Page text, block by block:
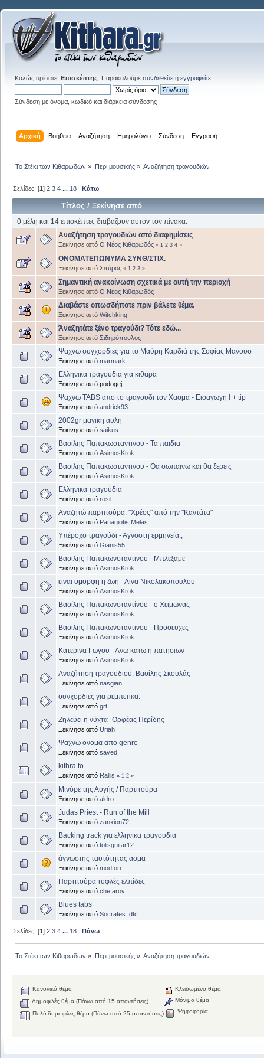
Καλώς ορίσατε, Επισκέπτης . Παρακαλούμε συνδεθείτε ή εγγραφείτε
Σύνδεση με όνομα, κωδικό και διάρκεια σύνδεσης
Αρχική Βοήθεια Αναζήτηση Ημερολόγιο Σύνδεση Εγγραφή
Το Στέκι των Κιθαρωδών » Περι μουσικής» Αναζήτηση τραγουδιών
Σελίδες: [1]2 3 4 ... 18 Κάτω
Τίτλος /Ξεκίνησε από
0 μέλη και 14 επισκέπτες διαβάζουν αυτόν τον πίνακα.
Αναζήτηση τραγουδιών από διαφημίσεις
Ξεκίνησε από Ο Νέος Κιθαρωδός « 1 2 3 4 »
ΟΝΟΜΑΤΕΠΩΝΥΜΑ ΣΥΝΘ/ΣΤΙΧ.
Ξεκίνησε από Σπύρος « 1 2 3 »
Σημαντική ανακοίνωση σχετικά με αυτή την περιοχή
Ξεκίνησε από Ο Νέος Κιθαρωδός
Διαβάστε οπωσδήποτε πριν βάλετε θέμα.
Ξεκίνησε από Witchking
Άναζητάτε ξένο τραγούδι? Τότε εδώ...
Ξεκίνησε από Σιδηρόπουλος
Ψαχνω συγχορδίες για το Μαύρη Καρδιά της Σοφίας Μανουσ
Ξεκίνησε από marmark
Ελληνικα τραγουδια για κιθαρα
Ξεκίνησε από podogej
Ψαχνω TABS απο το τραγουδι τον Χασμα - Εισαγωγη ! + tip
Ξεκίνησε από andrick93
2002gr μαγικη αυλη
Ξεκίνησε από saikus
Βασιλης Παπακωσταντινου - Τα παιδια
Ξεκίνησε από AsimosKrok
Βασιλης Παπακωσταντινου - Θα σωπαινω και θα ξερεις
Ξεκίνησε από AsimosKrok
Ελληνικά τραγούδια
Ξεκίνησε από rosil
Αναζητώ παρτιτούρα: "Χρέος" από την "Καντάτα"
Ξεκίνησε από Panagiotis Melas
Υπέροχο τραγούδι - Άγνοστη ερμηνεία;;
Ξεκίνησε από Gianis55
Βασιλης Παπακωνσταντινου - Μπλεξαμε
Ξεκίνησε από AsimosKrok
ειναι ομορφη η ζωη - Λινα Νικολακοπουλου
Ξεκίνησε από AsimosKrok
Βασίλης Παπακωνσταντίνου - ο Χειμωνας
Ξεκίνησε από AsimosKrok
Βασιλης Παπακωνσταντινου - Προσευχες
Ξεκίνησε από AsimosKrok
Κατερινα Γωγου - Ανω κατω η πατησιων
Ξεκίνησε από AsimosKrok
Αναζήτηση τραγουδιού: Βασίλης Σκουλάς
Ξεκίνησε από nasgian
συνχορδιες για ρεμπετικα.
Ξεκίνησε από grt
Ζηλεύει η νύχτα- Ορφέας Περίδης
Ξεκίνησε από Uriah
Ψαχνω ονομα απο genre
Ξεκίνησε από saved
kithra.to
Ξεκίνησε από Rallis « 1 2 »
Μινόρε της Αυγής / Παρτιτούρα
Ξεκίνησε από aldro
Judas Priest - Run of the Mill
Ξεκίνησε από zanxion72
Backing track για ελληνικα τραγουδια
Ξεκίνησε από tolisguitar12
άγνωστης ταυτότητας άσμα
Ξεκίνησε από modfori
Παρτιτούρα τυφλές ελπίδες
Ξεκίνησε από chefarov
Blues tabs
Ξεκίνησε από Socrates_dtc
Σελίδες: [1]2 3 4 ... 18 Πάνω
Το Στέκι των Κιθαρωδών » Περι μουσικής» Αναζήτηση τραγουδιών
Κανονικό θέμα
Δημοφιλές θέμα (Πάνω από 15 απαντήσεις)
Πολύ δημοφιλές θέμα (Πάνω από 25 απαντήσεις)
Κλειδωμένο θέμα
Μόνιμο θέμα
Ψηφοφορία